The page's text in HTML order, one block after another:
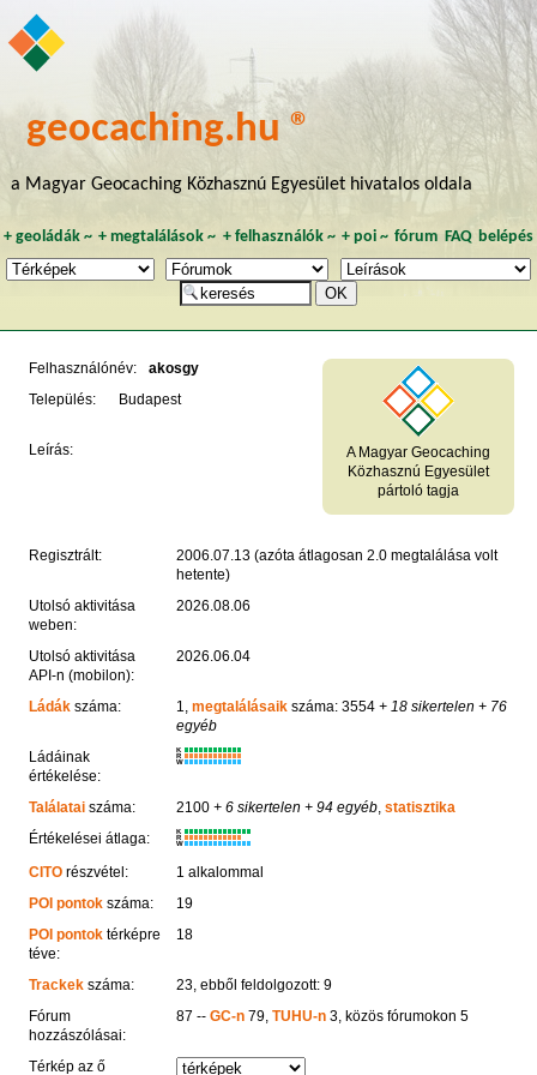
geocaching.hu ®
a Magyar Geocaching Közhasznú Egyesület hivatalos oldala
+ geoládák~ +megtalálások ~ + felhasználók~ + poi~ fórum FAQ belépés
A Magyar Geocaching
Közhasznú Egyesület
pártoló tagja
Felhasználónév:
akosgy
Település:
Budapest
Leírás:
Regisztrált:
2006.07.13 (azóta átlagosan 2.0 megtalálása volt
hetente)
Utolsó aktivitása
weben:
2026.08.06
Utolsó aktivitása
API-n (mobilon):
2026.06.04
Ládák száma: 1, megtalálásaik száma: 3554 + 18 sikertelen + 76
egyéb
Ládáinak
értékelése:
K
R
W
Találatai száma: 2100 + 6 sikertelen + 94 egyéb statisztika
Értékelései átlaga:
K
R
W
CITO részvétel:
1 alkalommal
POI pontok száma:
19
POI pontok térképre
téve:
18
Trackek száma:
23, ebből feldolgozott: 9
Fórum
hozzászólásai:
87 -- GC-n 79, TUHU-n 3, közös fórumokon 5
Térkép az ő